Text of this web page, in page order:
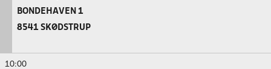
BONDEHAVEN 1
8541 SKØDSTRUP
10:00